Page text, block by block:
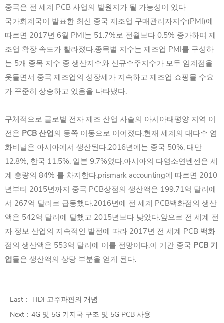
중국은 전 세계 PCB 사업의 발원지가 될 가능성이 있다
국가회계국이 발표한 최신 중국 제조업 구매관리자지수(PMI)에
따르면 2017년 6월 PMI는 51.7%로 전월보다 0.5% 증가하며 제
조업 확장 속도가 빨라졌다.종목별 지수는 제조업 PMI를 구성하
는 5개 종목 지수 중 생산지수와 신규수주지수가 모두 임계점을
웃돌면서 중국 제조업의 성장세가 지속하고 제조업 쇼핑몰 수요
가 꾸준히 상승하고 있음을 나타냈다.
구체적으로 글로벌 전자 제조 산업 사슬의 아시아태평양 지역 이
전은 PCB 산업 의 동쪽 이동으로 이어졌다.현재 세계의 대다수 염
화비닐은 아시아에서 생산된다.2016년에는 중국 50%, 대만
12.8%, 한국 11.5%, 일본 9.7%였다.아시아의 다염소연벤젠은 세
계 총량의 84% 를 차지한다.prismark accounting에 따르면 2010
년부터 2015년까지 중국 PCB상점의 생산액은 199.71억 달러에
서 267억 달러로 급등했다.2016년에 전 세계 PCB백화점의 생산
액은 542억 달러에 달했고 2015년보다 낮았다.앞으로 전 세계 전
자 정보 산업의 지속적인 발전에 따라 2017년 전 세계 PCB 백화
점의 생산액은 553억 달러에 이를 전망이다.이 기간 중국 PCB 기
업 들은 생산액의 상당 부분을 얻게 된다.
Last： HDI 고주파판의 개념
Next： 4G 및 5G 기지국 구조 및 5G PCB 사용